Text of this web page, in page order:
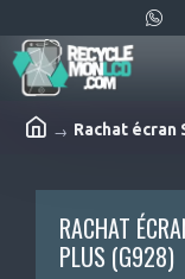
Rachat écran
RACHAT
PLUS (G928)